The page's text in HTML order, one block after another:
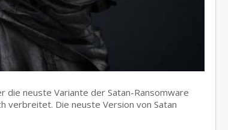
die neuste Variante der Satan-Ransomware
verbreitet. Die neuste Version von Satan